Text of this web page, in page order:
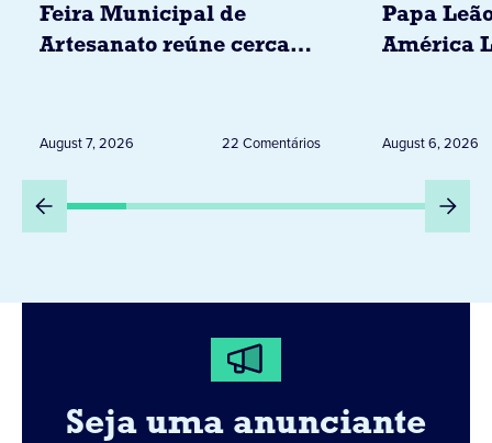
Feira Municipal de
Artesanato reúne cerca
August 7, 2026 22 Comentários
Papa
América
Peru
August 6, 2026
Seja uma anunciante